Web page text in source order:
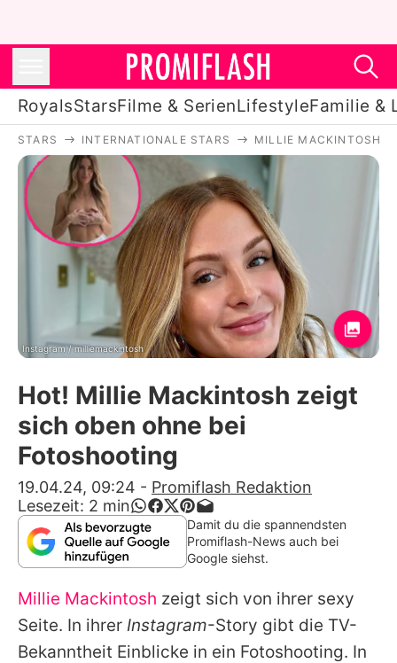
RoyalsStarsFilme & SerienLifestyleFamilie &
Royals
Stars
Filme & Serien
Lifestyle
Familie & Liebe
Promiflash Exklusiv
Alle Themen auf Promiflash
App runterladen
Team
Redaktionelle Richtlinien
Impressum
Datenschutzerklärung
STARS INTERNATIONALE STARS MILLIE MACKINTOSH
Instagram / milliemackintosh
Hot! Millie Mackintosh zeigt
sich oben ohne bei
Fotoshooting
19.04.24, 09:24 - Promiflash Redaktion
Lesezeit: 2 min
Damit du die spannendsten
Promiflash-News auch bei
Google siehst.
Millie Mackintosh zeigt sich von ihrer sexy
Seite. In ihrer Instagram-Story gibt die TV-
Bekanntheit Einblicke in ein Fotoshooting. In